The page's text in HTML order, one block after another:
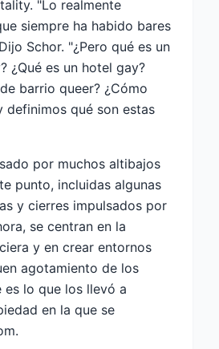
"Lo realmente
siempre ha habido bares
Schor. "¿Pero qué es un
¿Qué es un hotel gay?
barrio queer? ¿Cómo
definimos qué son estas
por muchos altibajos
punto, incluidas algunas
y cierres impulsados ​​por
se centran en la
y en crear entornos
agotamiento de los
es lo que los llevó a
en la que se